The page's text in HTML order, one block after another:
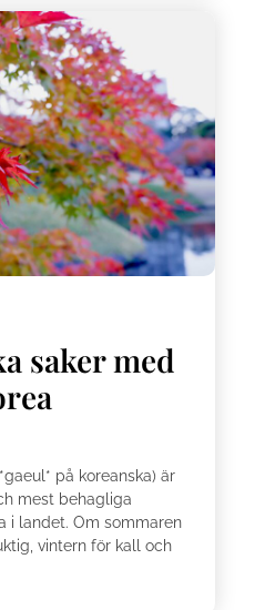
saker med
på koreanska) är
mest behagliga
i landet. Om sommaren
vintern för kall och